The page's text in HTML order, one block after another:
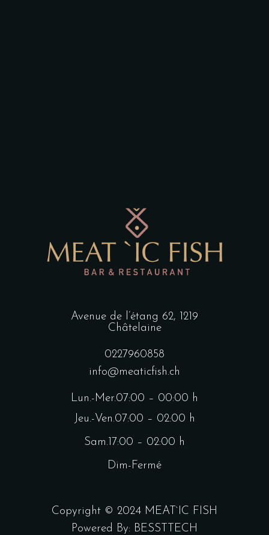
Avenue de l’étang 62, 1219
Châtelaine
0227960858
info@meaticfish.ch
Lun.-Mer.07:00 – 00:00 h
Jeu.-Ven.07:00 – 02:00 h
Sam.17:00 – 02:00 h
Dim-Fermé
Copyright © 2024 MEAT`IC FISH
Powered By: BESSTTECH